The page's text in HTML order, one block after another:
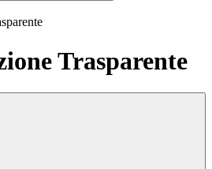
Trasparente